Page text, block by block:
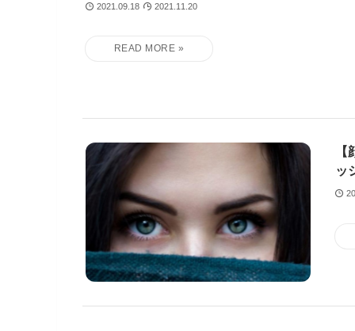
2021.09.18 2021.11.20
ッ